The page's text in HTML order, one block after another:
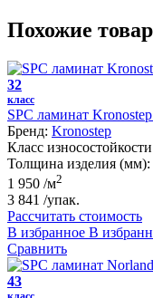
Похожие
32
класс
SPC ламинат
Бренд: Kronostep
Класс
Толщина изделия (мм):
1 950 /м2
3 841 /упак.
Рассчитать стоимость
В избранное В
Сравнить
43